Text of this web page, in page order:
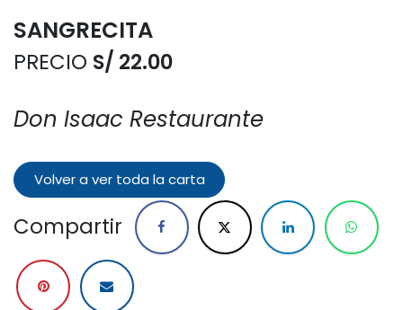
SANGRECITA
PRECIO S/ 22.00
Don Isaac Restaurante
Volver a ver toda la carta
Compartir